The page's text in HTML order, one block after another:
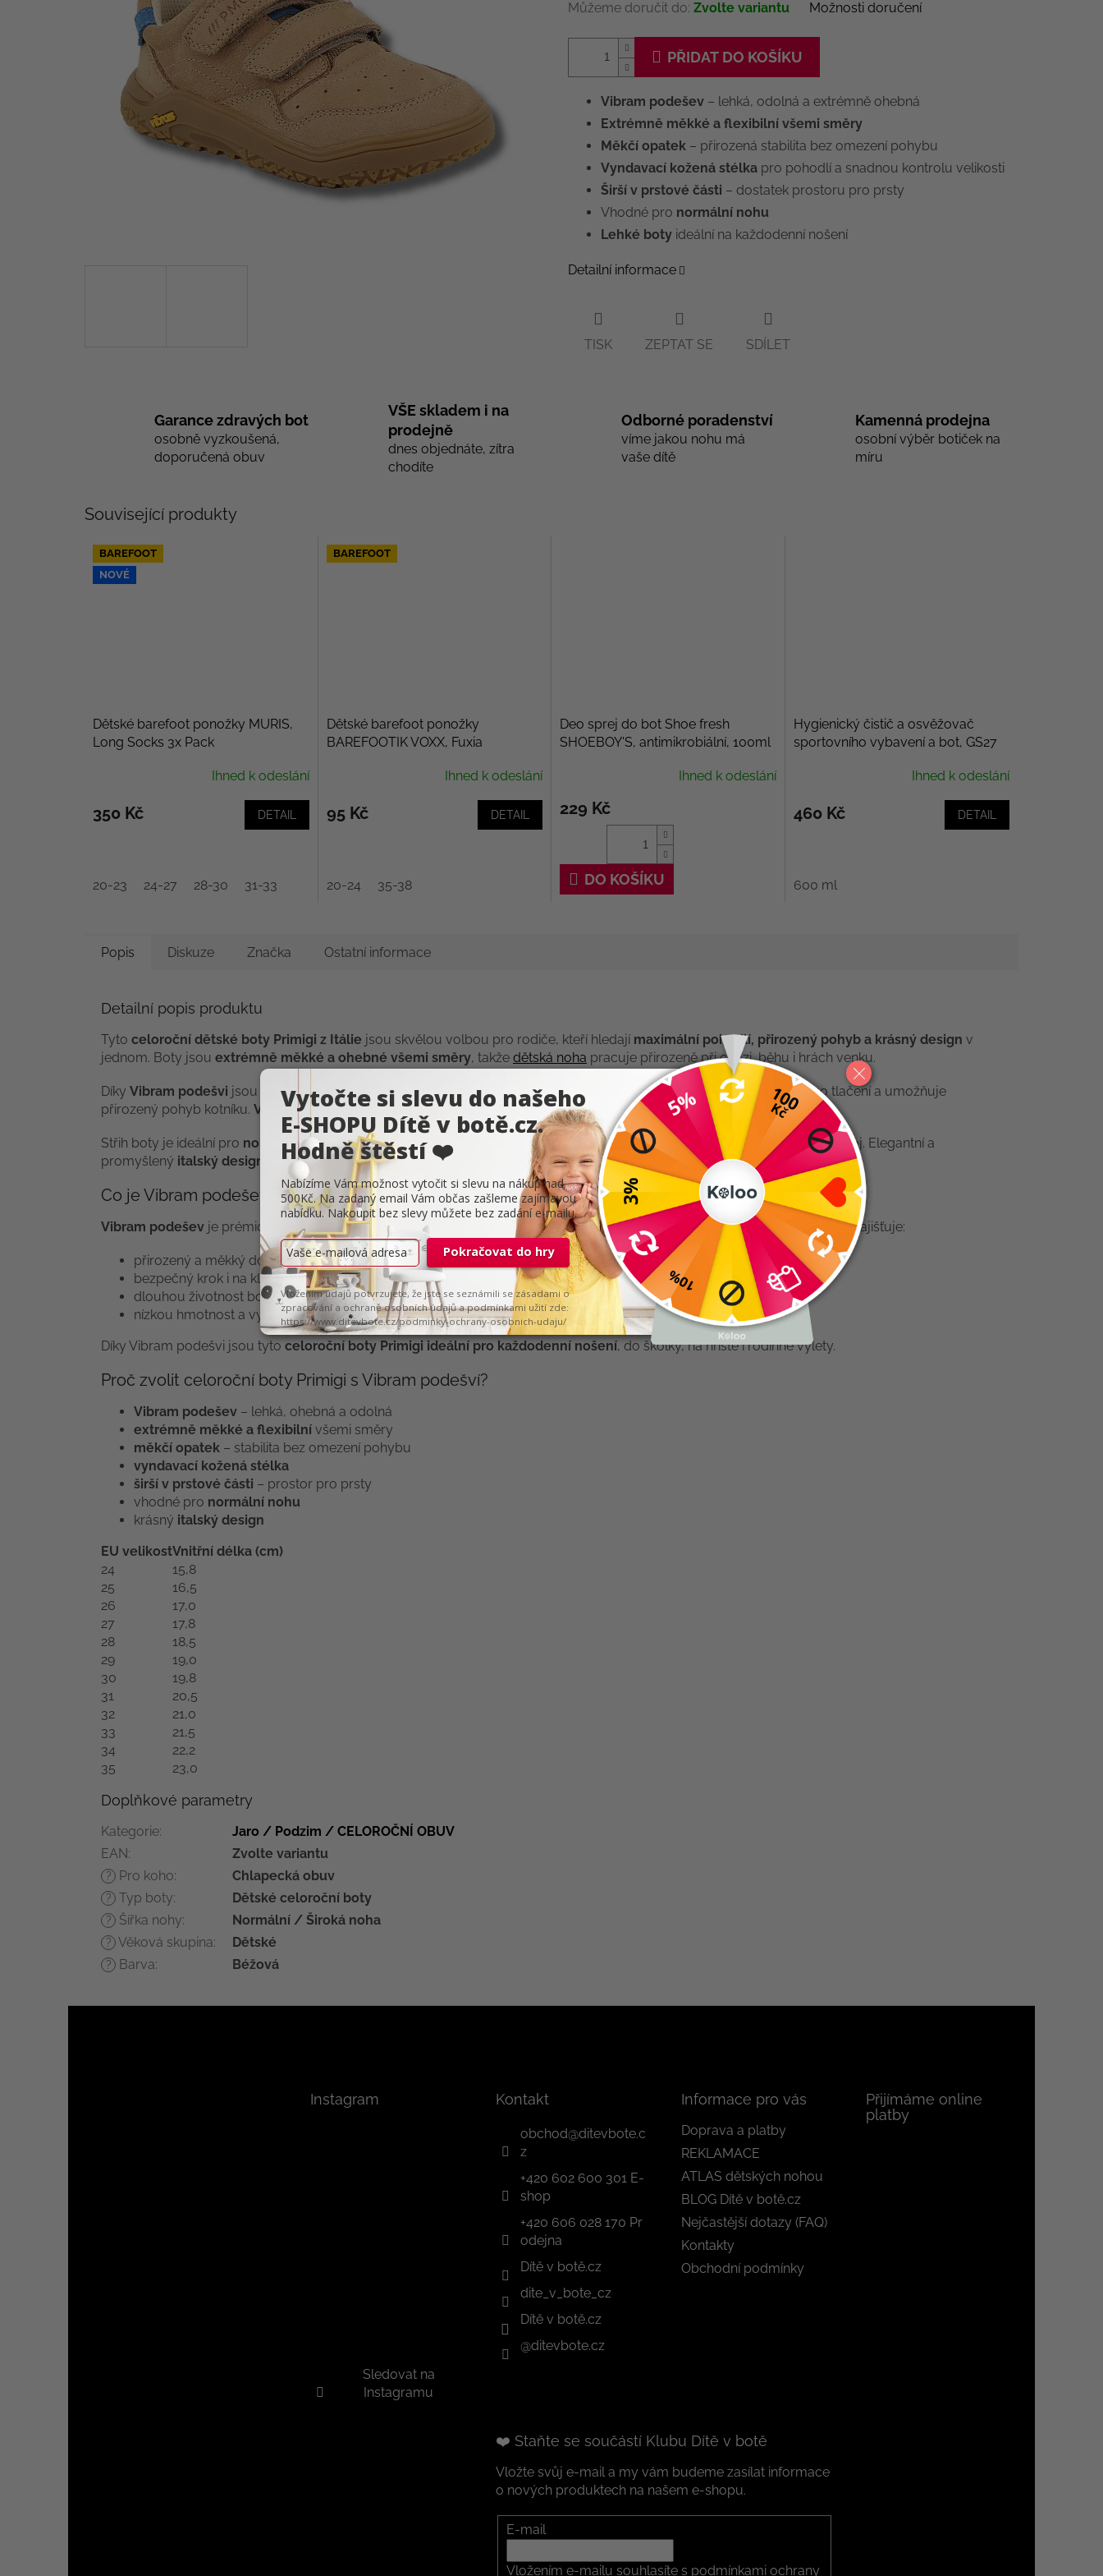
Můžeme doručit do: Zvolte variantu Možnosti doručení
PŘIDAT DO KOŠÍKU
Vibram podešev – lehká, odolná a extrémně ohebná
Extrémně měkké a flexibilní všemi směry
Měkčí opatek – přirozená stabilita bez omezení pohybu
Vyndavací kožená stélka pro pohodlí a snadnou kontrolu velikosti
Širší v prstové části – dostatek prostoru pro prsty
Vhodné pro normální nohu
Lehké boty ideální na každodenní nošení
Detailní informace
TISK ZEPTAT SE SDÍLET
Garance zdravých bot
osobně vyzkoušená,
doporučená obuv
VŠE skladem i na
prodejně
dnes objednáte, zítra
chodíte
Odborné poradenství
víme jakou nohu má
vaše dítě
Kamenná prodejna
osobní výběr botiček na
míru
Související produkty
BAREFOOT
NOVÉ
Dětské barefoot ponožky MURIS,
Long Socks 3x Pack
Ihned k odeslání
350 Kč DETAIL
20-23 24-27 28-30 31-33
BAREFOOT
Dětské barefoot ponožky
BAREFOOTIK VOXX, Fuxia
Ihned k odeslání
95 Kč DETAIL
20-24 35-38
Deo sprej do bot Shoe fresh
SHOEBOY'S, antimikrobiální, 100ml
Ihned k odeslání
229 Kč
DO KOŠÍKU
Hygienický čistič a osvěžovač
sportovního vybavení a bot, GS27
Ihned k odeslání
460 Kč DETAIL
600 ml
Popis Diskuze Značka Ostatní informace
Detailní popis produktu
Tyto celoroční dětské boty Primigi z Itálie jsou skvělou volbou pro rodiče, kteří hledají maximální pohodlí, přirozený pohyb a krásný design v
jednom. Boty jsou extrémně měkké a ohebné všemi směry, takže dětská noha pracuje přirozeně při chůzi, běhu i hrách venku.
Díky Vibram podešvi jsou boty lehké, flexibilní a zároveň velmi odolné. Měkčí opatek
poskytuje stabilitu bez zbytečného tlačení a umožňuje
přirozený pohyb kotníku. Vyndavací kožená stélkazajišťuje komfort, prodyšnost a snadnou kontrolu velikosti.
Střih boty je ideální pro normální nožku , zároveň ješirší v prstové části, takže prsty mají dostatek prostoru pro správný vývoj. Elegantní a
promyšlený italský design dělá z těchto bot nejen funkční, ale i opravdunádherný kousek do dětského botníku.
Co je Vibram podešev?
Vibram podešev je prémiová podešev známá svou vysokou flexibilitou, odolností a výbornou přilnavostí . U dětské obuvi zajišťuje:
přirozený a měkký došlap
bezpečný krok i na kluzkém povrchu
dlouhou životnost bot
nízkou hmotnost a vysokou ohebnost
Díky Vibram podešvi jsou tyto celoroční boty Primigi ideální pro každodenní nošení, do školky, na hřiště i rodinné výlety.
Proč zvolit celoroční boty Primigi s Vibram podešví?
Vibram podešev – lehká, ohebná a odolná
extrémně měkké a flexibilní všemi směry
měkčí opatek – stabilita bez omezení pohybu
vyndavací kožená stélka
širší v prstové části – prostor pro prsty
vhodné pro normální nohu
krásný italský design
EU velikostVnitřní délka (cm)
24
15,8
25
16,5
26
17,0
27
17,8
28
18,5
29
19,0
30
19,8
31
20,5
32
21,0
33
21,5
34
22,2
35
23,0
Doplňkové parametry
Kategorie:
Jaro / Podzim / CELOROČNÍ OBUV
EAN: Zvolte variantu
? Pro koho: Chlapecká obuv
? Typ boty: Dětské celoroční boty
? Šířka nohy: Normální / Široká noha
? Věková skupina: Dětské
? Barva: Béžová
Instagram
Sledovat na
Instagramu
Kontakt
obchod@ditevbote.c
z
+420 602 600 301 E-
shop
+420 606 028 170 Pr
odejna
Dítě v botě.cz
dite_v_bote_cz
Dítě v botě.cz
@ditevbote.cz
Informace pro vás
Doprava a platby
REKLAMACE
ATLAS dětských nohou
BLOG Dítě v botě.cz
Nejčastější dotazy (FAQ)
Kontakty
Obchodní podmínky
Přijímáme online
platby
❤️ Staňte se součástí Klubu Dítě v botě
Vložte svůj e-mail a my vám budeme zasílat informace
o nových produktech na našem e-shopu.
E-mail
Vložením e-mailu souhlasíte s podmínkami ochrany